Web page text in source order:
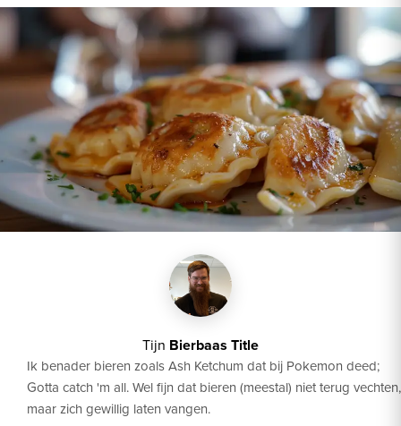
Tijn Bierbaas Title
Ik benader bieren zoals Ash Ketchum dat bij Pokemon deed;
Gotta catch 'm all. Wel fijn dat bieren (meestal) niet terug vechten,
maar zich gewillig laten vangen.